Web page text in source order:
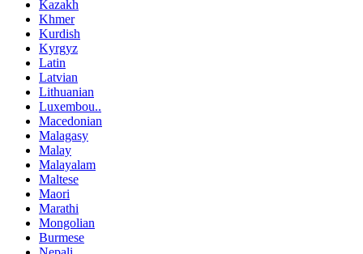
Kazakh
Khmer
Kurdish
Kyrgyz
Latin
Latvian
Lithuanian
Luxembou..
Macedonian
Malagasy
Malay
Malayalam
Maltese
Maori
Marathi
Mongolian
Burmese